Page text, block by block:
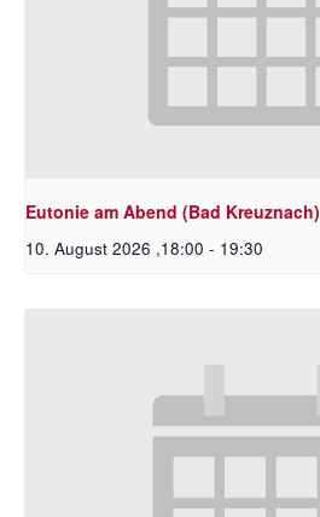
Eutonie am Abend (Bad Kreuznach)
10. August 2026 ,18:00 - 19:30